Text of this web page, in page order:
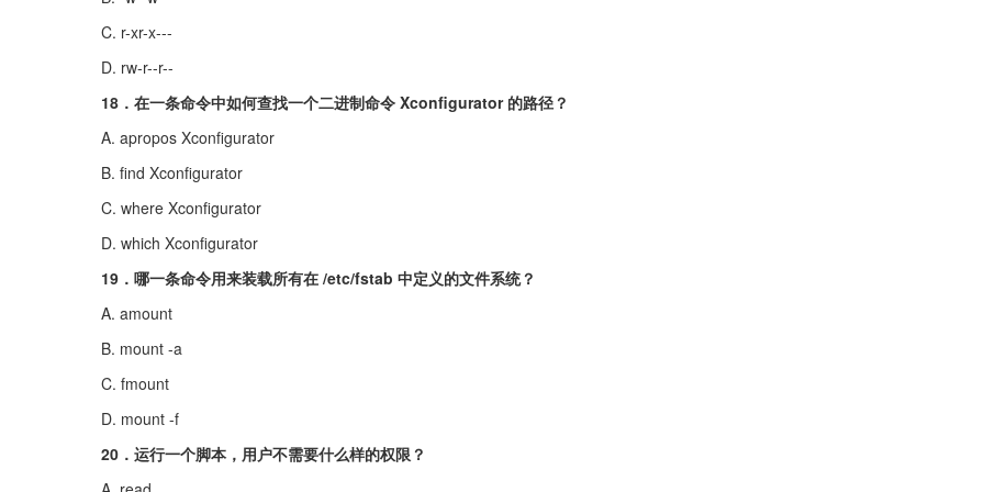
C. r-xr-x---
D. rw-r--r--
18．在一条命令中如何查找一个二进制命令 Xconfigurator 的路径？
A. apropos Xconfigurator
B. find Xconfigurator
C. where Xconfigurator
D. which Xconfigurator
19．哪一条命令用来装载所有在 /etc/fstab 中定义的文件系统？
A. amount
B. mount -a
C. fmount
D. mount -f
20．运行一个脚本，用户不需要什么样的权限？